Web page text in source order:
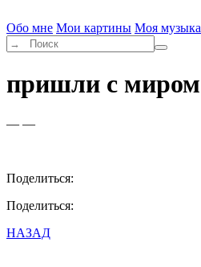
Обо мне Мои картины Моя музыка
пришли с миром
— —
Поделиться:
Поделиться:
НАЗАД